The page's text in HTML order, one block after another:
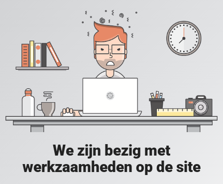
We zijn bezig met
werkzaamheden op de site